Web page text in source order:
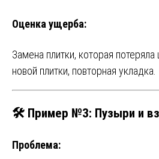
Оценка ущерба:
Замена плитки, которая
новой плитки, повторная укладка.
🛠️ Пример №3: Пузыри и
Проблема: